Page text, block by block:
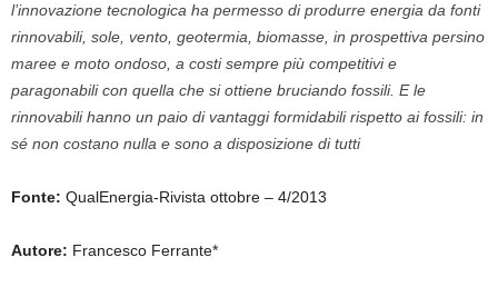
l’innovazione tecnologica ha permesso di produrre energia da fonti
rinnovabili, sole, vento, geotermia, biomasse, in prospettiva persino
maree e moto ondoso, a costi sempre più competitivi e
paragonabili con quella che si ottiene bruciando fossili. E le
rinnovabili hanno un paio di vantaggi formidabili rispetto ai fossili: in
sé non costano nulla e sono a disposizione di tutti
Fonte: QualEnergia-Rivista ottobre – 4/2013
Autore: Francesco Ferrante*